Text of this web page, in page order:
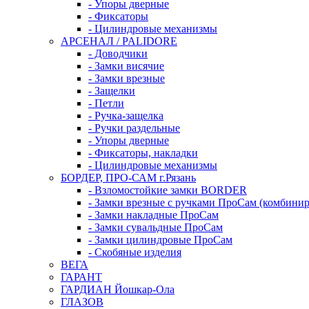
- Упоры дверные
- Фиксаторы
- Цилиндровые механизмы
АРСЕНАЛ / PALIDORE
- Доводчики
- Замки висячие
- Замки врезные
- Защелки
- Петли
- Ручка-защелка
- Ручки раздельные
- Упоры дверные
- Фиксаторы, накладки
- Цилиндровые механизмы
БОРДЕР, ПРО-САМ г.Рязань
- Взломостойкие замки BORDER
- Замки врезные с ручками ПроСам
- Замки накладные ПроСам
- Замки сувальдные ПроСам
- Замки цилиндровые ПроСам
- Скобяные изделия
ВЕГА
ГАРАНТ
ГАРДИАН Йошкар-Ола
ГЛАЗОВ